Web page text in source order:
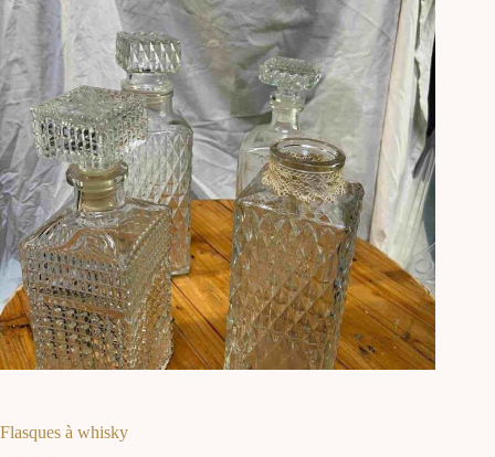
Flasques à whisky